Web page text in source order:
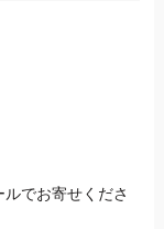
ルでお寄せくださ